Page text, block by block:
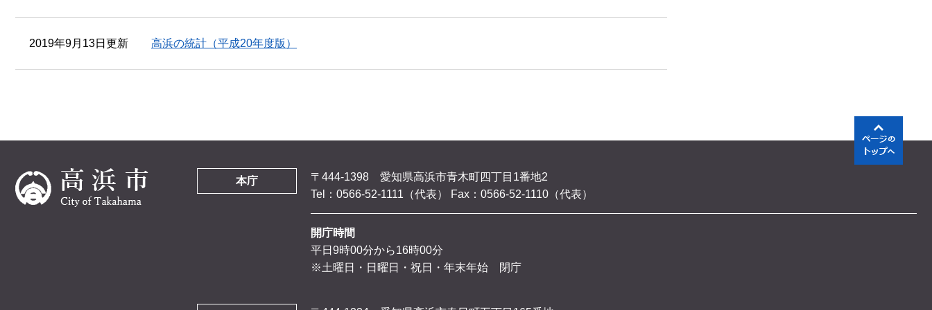
2019年9月13日更新 高浜の統計（平成20年度版）
本庁
〒444-1398 愛知県高浜市青木町四丁目1番地2
Tel：0566-52-1111（代表）
Fax：0566-52-1110（代表）
開庁時間
平日9時00分から16時00分
※土曜日・日曜日・祝日・年末年始 閉庁